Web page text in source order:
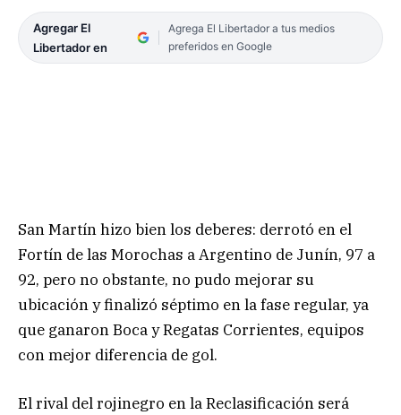
Agregar El
Libertador en
Agrega El Libertador a tus medios
preferidos en Google
San Martín hizo bien los deberes: derrotó en el
Fortín de las Morochas a Argentino de Junín, 97 a
92, pero no obstante, no pudo mejorar su
ubicación y finalizó séptimo en la fase regular, ya
que ganaron Boca y Regatas Corrientes, equipos
con mejor diferencia de gol.
El rival del rojinegro en la Reclasificación será